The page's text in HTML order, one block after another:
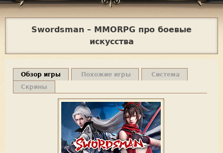
Swordsman – MMORPG про боевые
искусства
Обзор игры Похожие игры
Система
Скрины